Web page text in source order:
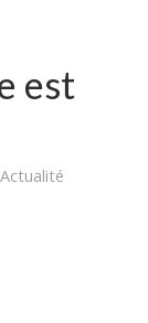
est
Actualité